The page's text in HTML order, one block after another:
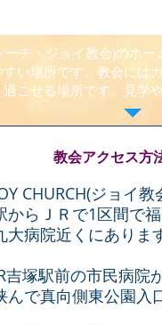
ーチ・ジョイ教会)のホ
い場所です。教会には
ごせる場所です。見学
教会アクセス方
CHURCH(ジョイ教
からＪＲで1区間で
大病院近くにありま
吉塚駅前の市民病院
んで真向側東公園入